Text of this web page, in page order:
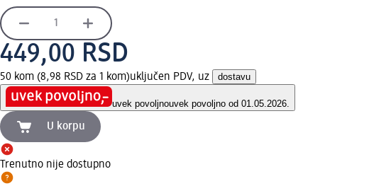
449,00 RSD
50 kom (8,98 RSD za 1 kom)uključen PDV, uz dostavu
uvek povoljnouvek povoljno od 01.05.2026.
U korpu
Trenutno nije dostupno